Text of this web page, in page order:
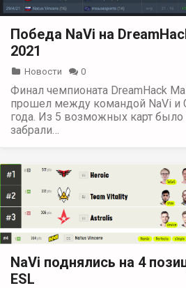
Победа NaVi на
2021
Новости 0
Финал чемпионата DreamHack
прошел между командой NaVi и
года. Из 5 возможных карт было
забрали…
NaVi поднялись на 4
ESL